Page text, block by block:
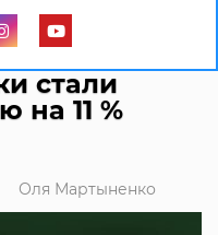
стали
на 11 %
Оля Мартыненко